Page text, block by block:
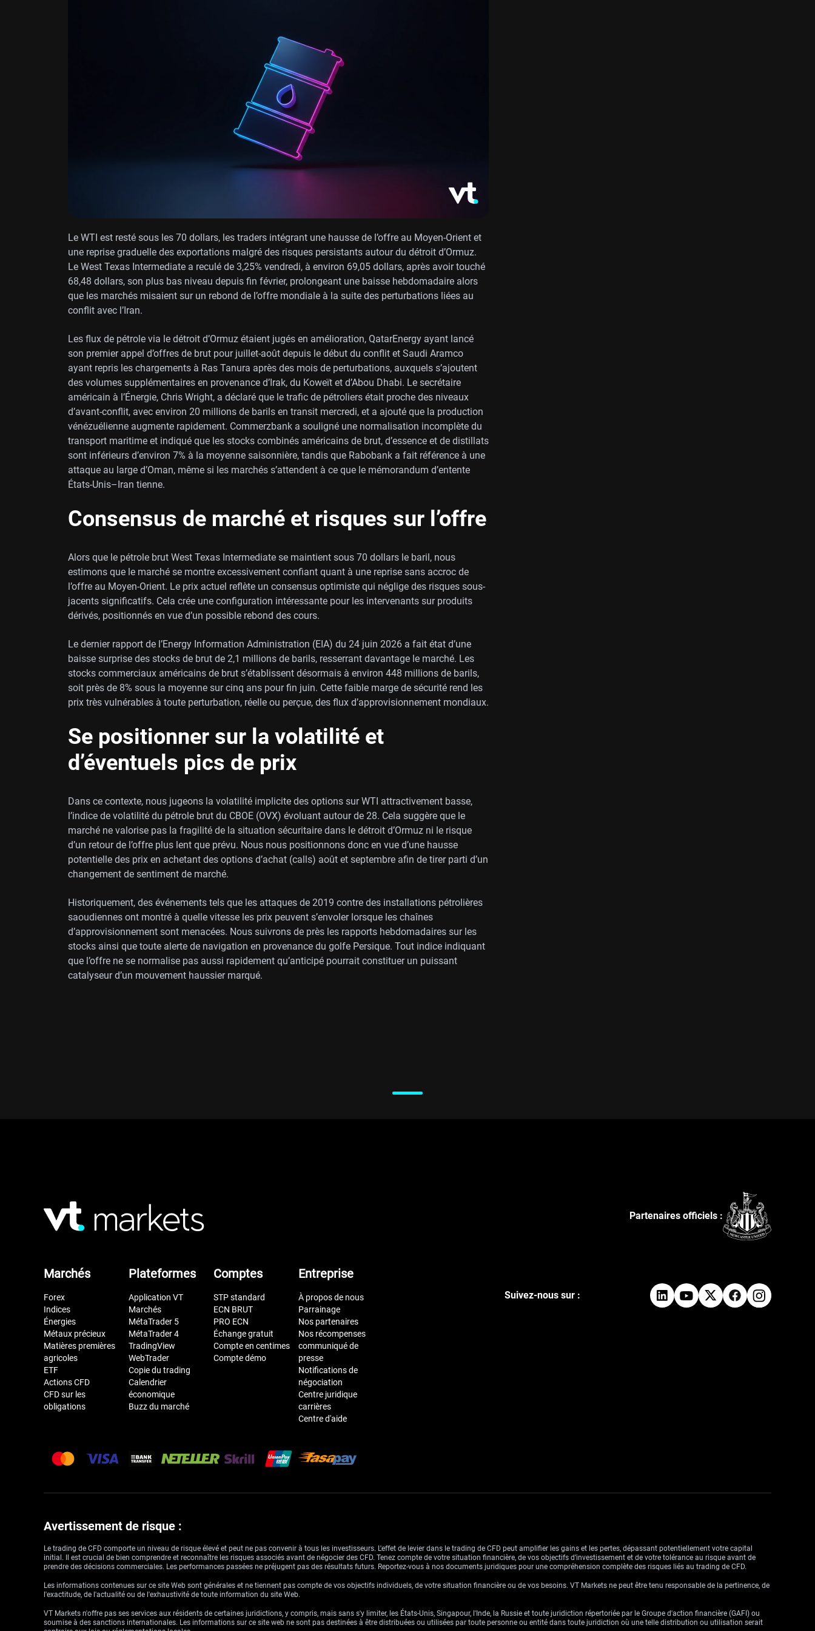
Le WTI est resté sous les 70 dollars, les traders intégrant une hausse de l’offre au Moyen-Orient et
une reprise graduelle des exportations malgré des risques persistants autour du détroit d’Ormuz.
Le West Texas Intermediate a reculé de 3,25% vendredi, à environ 69,05 dollars, après avoir touché
68,48 dollars, son plus bas niveau depuis fin février, prolongeant une baisse hebdomadaire alors
que les marchés misaient sur un rebond de l’offre mondiale à la suite des perturbations liées au
conflit avec l’Iran.
Les flux de pétrole via le détroit d’Ormuz étaient jugés en amélioration, QatarEnergy ayant lancé
son premier appel d’offres de brut pour juillet-août depuis le début du conflit et Saudi Aramco
ayant repris les chargements à Ras Tanura après des mois de perturbations, auxquels s’ajoutent
des volumes supplémentaires en provenance d’Irak, du Koweït et d’Abou Dhabi. Le secrétaire
américain à l’Énergie, Chris Wright, a déclaré que le trafic de pétroliers était proche des niveaux
d’avant-conflit, avec environ 20 millions de barils en transit mercredi, et a ajouté que la production
vénézuélienne augmente rapidement. Commerzbank a souligné une normalisation incomplète du
transport maritime et indiqué que les stocks combinés américains de brut, d’essence et de distillats
sont inférieurs d’environ 7% à la moyenne saisonnière, tandis que Rabobank a fait référence à une
attaque au large d’Oman, même si les marchés s’attendent à ce que le mémorandum d’entente
États-Unis–Iran tienne.
Consensus de marché et risques sur l’offre
Alors que le pétrole brut West Texas Intermediate se maintient sous 70 dollars le baril, nous
estimons que le marché se montre excessivement confiant quant à une reprise sans accroc de
l’offre au Moyen-Orient. Le prix actuel reflète un consensus optimiste qui néglige des risques sous-
jacents significatifs. Cela crée une configuration intéressante pour les intervenants sur produits
dérivés, positionnés en vue d’un possible rebond des cours.
Le dernier rapport de l’Energy Information Administration (EIA) du 24 juin 2026 a fait état d’une
baisse surprise des stocks de brut de 2,1 millions de barils, resserrant davantage le marché. Les
stocks commerciaux américains de brut s’établissent désormais à environ 448 millions de barils,
soit près de 8% sous la moyenne sur cinq ans pour fin juin. Cette faible marge de sécurité rend les
prix très vulnérables à toute perturbation, réelle ou perçue, des flux d’approvisionnement mondiaux.
Se positionner sur la volatilité et
d’éventuels pics de prix
Dans ce contexte, nous jugeons la volatilité implicite des options sur WTI attractivement basse,
l’indice de volatilité du pétrole brut du CBOE (OVX) évoluant autour de 28. Cela suggère que le
marché ne valorise pas la fragilité de la situation sécuritaire dans le détroit d’Ormuz ni le risque
d’un retour de l’offre plus lent que prévu. Nous nous positionnons donc en vue d’une hausse
potentielle des prix en achetant des options d’achat (calls) août et septembre afin de tirer parti d’un
changement de sentiment de marché.
Historiquement, des événements tels que les attaques de 2019 contre des installations pétrolières
saoudiennes ont montré à quelle vitesse les prix peuvent s’envoler lorsque les chaînes
d’approvisionnement sont menacées. Nous suivrons de près les rapports hebdomadaires sur les
stocks ainsi que toute alerte de navigation en provenance du golfe Persique. Tout indice indiquant
que l’offre ne se normalise pas aussi rapidement qu’anticipé pourrait constituer un puissant
catalyseur d’un mouvement haussier marqué.
Partenaires officiels :
Marchés
Forex
Indices
Énergies
Métaux précieux
Matières premières
agricoles
ETF
Actions CFD
CFD sur les
obligations
Plateformes
Application VT
Marchés
MétaTrader 5
MétaTrader 4
TradingView
WebTrader
Copie du trading
Calendrier
économique
Buzz du marché
Comptes
STP standard
ECN BRUT
PRO ECN
Échange gratuit
Compte en centimes
Compte démo
Entreprise
À propos de nous
Parrainage
Nos partenaires
Nos récompenses
communiqué de
presse
Notifications de
négociation
Centre juridique
carrières
Centre d'aide
Suivez-nous sur :
Avertissement de risque :
Le trading de CFD comporte un niveau de risque élevé et peut ne pas convenir à tous les investisseurs. L'effet de levier dans le trading de CFD peut amplifier les gains et les pertes, dépassant potentiellement votre capital
initial. Il est crucial de bien comprendre et reconnaître les risques associés avant de négocier des CFD. Tenez compte de votre situation financière, de vos objectifs d’investissement et de votre tolérance au risque avant de
prendre des décisions commerciales. Les performances passées ne préjugent pas des résultats futurs. Reportez-vous à nos documents juridiques pour une compréhension complète des risques liés au trading de CFD.
Les informations contenues sur ce site Web sont générales et ne tiennent pas compte de vos objectifs individuels, de votre situation financière ou de vos besoins. VT Markets ne peut être tenu responsable de la pertinence, de
l'exactitude, de l'actualité ou de l'exhaustivité de toute information du site Web.
VT Markets n'offre pas ses services aux résidents de certaines juridictions, y compris, mais sans s'y limiter, les États-Unis, Singapour, l'Inde, la Russie et toute juridiction répertoriée par le Groupe d'action financière (GAFI) ou
soumise à des sanctions internationales. Les informations sur ce site web ne sont pas destinées à être distribuées ou utilisées par toute personne ou entité dans toute juridiction où une telle distribution ou utilisation serait